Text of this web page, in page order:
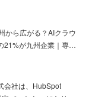
から広がる？AIクラウ
21%が九州企業｜専…
会社は、HubSpot